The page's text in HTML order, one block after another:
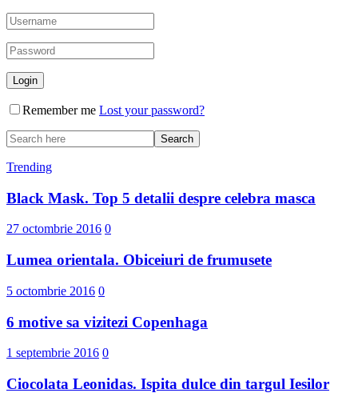
Remember me Lost your password?
Trending
Black Mask. Top 5 detalii despre celebra masca
27 octombrie 2016 0
Lumea orientala. Obiceiuri de frumusete
5 octombrie 2016 0
6 motive sa vizitezi Copenhaga
1 septembrie 2016 0
Ciocolata Leonidas. Ispita dulce din targul Iesilor